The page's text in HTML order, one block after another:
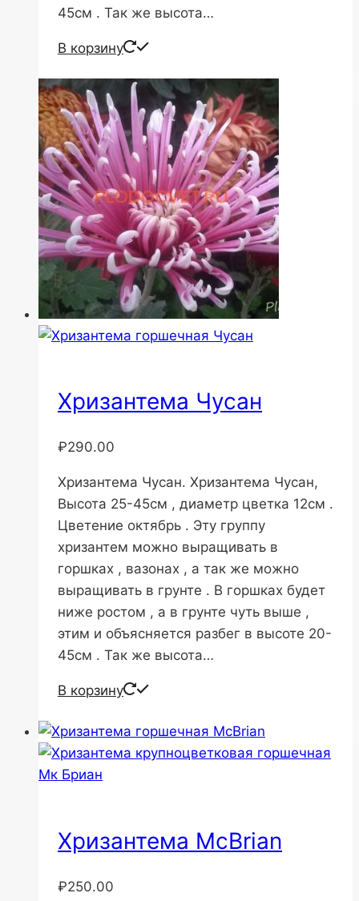
45см . Так же высота…
В корзину
Хризантема Чусан
₽290.00
Хризантема Чусан. Хризантема Чусан,
Высота 25-45см , диаметр цветка 12см .
Цветение октябрь . Эту группу
хризантем можно выращивать в
горшках , вазонах , а так же можно
выращивать в грунте . В горшках будет
ниже ростом , а в грунте чуть выше ,
этим и объясняется разбег в высоте 20-
45см . Так же высота…
В корзину
Хризантема McBrian
₽250.00